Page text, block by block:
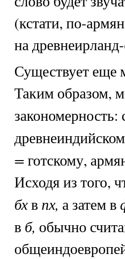
(кстати, по-
на
Существует еще
Таким образом,
закономерность:
= готскому,
Исходя из того,
бхв пх, а затем в
в б, обычно